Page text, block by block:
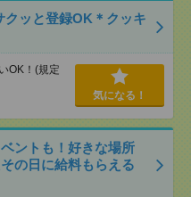
ッと登録OK＊クッキ
OK！(規定
気になる！
ントも！好きな場所
の日に給料もらえる